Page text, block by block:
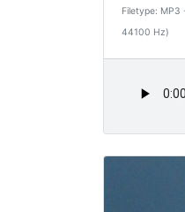
Filetype: MP3
44100 Hz)